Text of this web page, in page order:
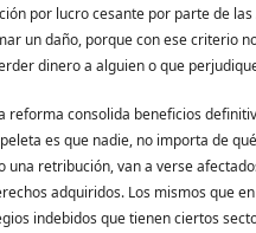
por lucro cesante por parte de
un daño, porque con ese criterio
dinero a alguien o que
reforma consolida beneficios
es que nadie, no importa de
una retribución, van a verse
adquiridos. Los mismos que
indebidos que tienen ciertos